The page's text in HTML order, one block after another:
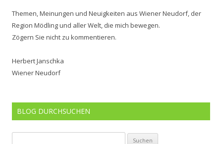
Themen, Meinungen und Neuigkeiten aus Wiener Neudorf, der
Region Mödling und aller Welt, die mich bewegen.
Zögern Sie nicht zu kommentieren.
Herbert Janschka
Wiener Neudorf
BLOG DURCHSUCHEN